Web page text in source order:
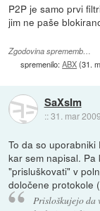
P2P je samo prvi
jim ne paše
Zgodovina sprememb…
spremenilo:ABX(31.
SaXsIm
::31. mar
To da so
kar sem napisal.
"prisluškovati" v
določene protokole
Prisloškujejo da